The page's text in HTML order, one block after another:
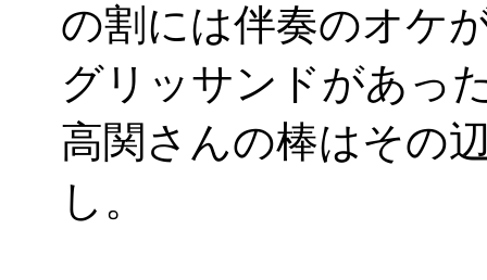
の割には伴奏のオケ
グリッサンドがあっ
高関さんの棒はその
し。